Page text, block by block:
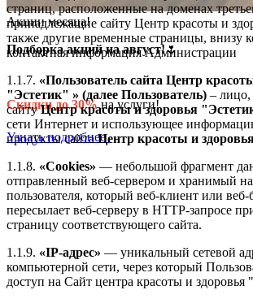
Акции месяца!
Подборка акций на август!🌷
Скидки до 30%на услуги!
Узнать подробнее
страниц, расположенные на доменах
принадлежащие сайту Центр красоты и
также другие временные страницы, внизу
контактная информация Администрации
1.1.7. «Пользователь сайта Центр
"Эстетик" » (далее Пользователь) –
сайтуЦентр красоты и здоровья
сети Интернет и использующее
продукты сайтаЦентр красоты и
1.1.8. «Cookies» — небольшой фрагмент
отправленный веб-сервером и хранимый
пользователя, который веб-клиент или
пересылает веб-серверу в HTTP-запросе
страницу соответствующего сайта.
1.1.9. «IP-адрес» — уникальный сетевой
компьютерной сети, через который
доступ на Сайт центра красоты и здоровья